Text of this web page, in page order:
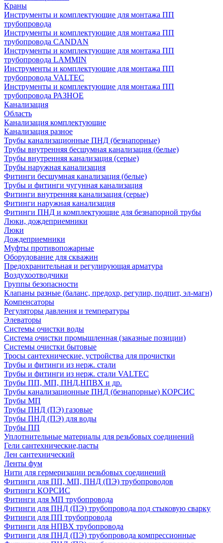
Краны
Инструменты и комплектующие для монтажа ПП
трубопровода
Инструменты и комплектующие для монтажа ПП
трубопровода CANDAN
Инструменты и комплектующие для монтажа ПП
трубопровода LAMMIN
Инструменты и комплектующие для монтажа ПП
трубопровода VALTEC
Инструменты и комплектующие для монтажа ПП
трубопровода РАЗНОЕ
Канализация
Область
Канализация комплектующие
Канализация разное
Трубы канализационные ПНД (безнапорные)
Трубы внутренняя бесшумная канализация (белые)
Трубы внутренняя канализация (серые)
Трубы наружная канализация
Фитинги бесшумная канализация (белые)
Трубы и фитинги чугунная канализация
Фитинги внутренняя канализация (серые)
Фитинги наружная канализация
Фитинги ПНД и комплектующие для безнапорной трубы
Люки, дождеприемники
Люки
Дождеприемники
Муфты противопожарные
Оборудование для скважин
Предохранительная и регулирующая арматура
Воздухоотводчики
Группы безопасности
Клапаны разные (баланс, предохр, регулир, подпит, эл-магн)
Компенсаторы
Регуляторы давления и температуры
Элеваторы
Системы очистки воды
Система очистки промышленная (заказные позиции)
Системы очистки бытовые
Тросы сантехнические, устройства для прочистки
Трубы и фитинги из нерж. стали
Трубы и фитинги из нерж. стали VALTEC
Трубы ПП, МП, ПНД,НПВХ и др.
Трубы канализационные ПНД (безнапорные) КОРСИС
Трубы МП
Трубы ПНД (ПЭ) газовые
Трубы ПНД (ПЭ) для воды
Трубы ПП
Уплотнительные материалы для резьбовых соединений
Гели сантехнические,пасты
Лен сантехнический
Ленты фум
Нити для гермеризации резьбовых соединений
Фитинги для ПП, МП, ПНД (ПЭ) трубопроводов
Фитинги КОРСИС
Фитинги для МП трубопровода
Фитинги для ПНД (ПЭ) трубопровода под стыковую сварку
Фитинги для ПП трубопровода
Фитинги для НПВХ трубопровода
Фитинги для ПНД (ПЭ) трубопровода компрессионные